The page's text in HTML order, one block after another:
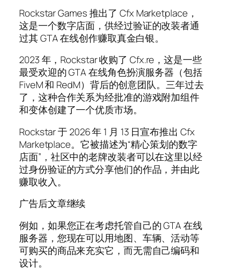
Rockstar Games 推出了 Cfx Marketplace，
这是一个数字店面，供经过验证的改装者通
过其 GTA 在线创作赚取真金白银。
2023 年，Rockstar 收购了 Cfx.re，这是一些
最受欢迎的 GTA 在线角色扮演服务器（包括
FiveM 和 RedM）背后的创意团队。三年过去
了，这种合作关系为经批准的游戏附加组件
和变体创建了一个优质市场。
Rockstar 于 2026 年 1 月 13 日宣布推出 Cfx
Marketplace。它被描述为“精心策划的数字
店面”，社区中的老牌改装者可以在这里以经
过身份验证的方式分享他们的作品，并由此
赚取收入。
广告后文章继续
例如，如果您正在考虑托管自己的 GTA 在线
服务器，您现在可以用地图、车辆、活动等
可购买的商品来充实它，而无需自己编码和
设计。